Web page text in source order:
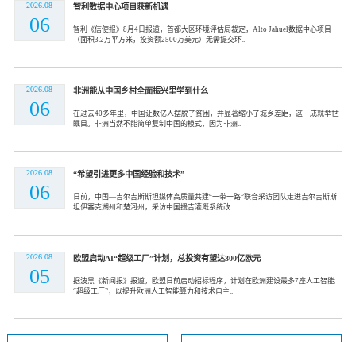
2026.08
06
智利数据中心项目获新机遇
智利《信使报》8月4日报道，首都大区环境评估局裁定，Alto Jahuel数据中心项目
（面积3.2万平方米，投资额2500万美元）无需提交环..
2026.08
06
非洲能从中国乡村全面振兴里学到什么
在过去40多年里，中国让数亿人摆脱了贫困，并显著缩小了城乡差距，这一成就举世
瞩目。非洲当然不能简单复制中国的模式，因为非洲..
2026.08
06
“希望引进更多中国经验和技术”
日前，中国—吉尔吉斯斯坦媒体高质量共建“一带一路”联合采访团队走进吉尔吉斯斯
坦伊塞克湖州和楚河州，采访中国援吉灌溉系统改..
2026.08
05
欧盟启动AI“超级工厂”计划，总投资有望达300亿欧元
据波黑《新闻报》报道，欧盟日前启动招标程序，计划在欧洲建设最多7座人工智能
“超级工厂”，以提升欧洲人工智能算力和技术自主..